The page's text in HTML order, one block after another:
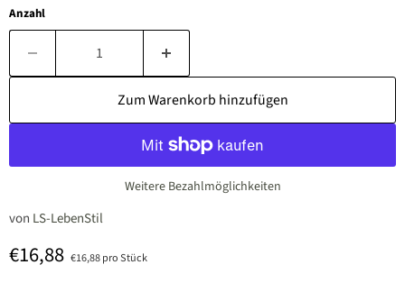
Anzahl
Zum Warenkorb hinzufügen
Weitere Bezahlmöglichkeiten
von LS-LebenStil
Aktueller Preis
€16,88 €16,88 pro Stück